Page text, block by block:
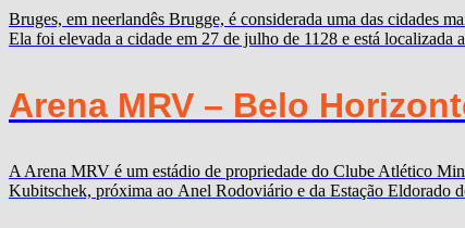
Bruges, em neerlandês Brugge, é considerada uma das cidades
Ela foi elevada a cidade em 27 de julho de 1128 e está
Arena MRV – Belo
A Arena MRV é um estádio de propriedade do Clube Atlético
Kubitschek, próxima ao Anel Rodoviário e da Estação